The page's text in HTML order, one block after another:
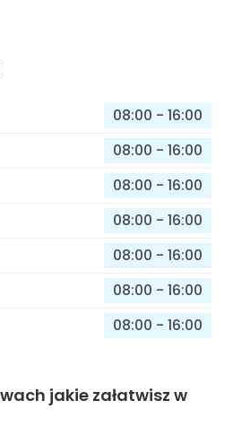
08:00 - 16:00
08:00 - 16:00
08:00 - 16:00
08:00 - 16:00
08:00 - 16:00
08:00 - 16:00
08:00 - 16:00
jakie załatwisz w